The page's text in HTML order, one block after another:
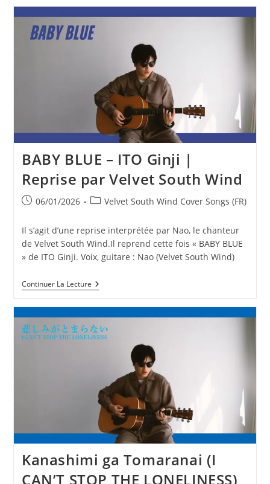
(MATSUTOYA
Yumi)
Velvet
South
Wind
BABY BLUE – ITO Ginji |
Reprise par Velvet South Wind
Publication
06/01/2026
PostVelvet South Wind Cover Songs (FR)
Il s’agit d’une reprise interprétée par Nao, le chanteur
de Velvet South Wind.Il reprend cette fois « BABY BLUE
» de ITO Ginji. Voix, guitare : Nao (Velvet South Wind)
Continuer La LectureBABY
BLUE
Ginji
|
Reprise
Wind
Kanashimi ga Tomaranai (I
CAN’T STOP THE LONELINESS)